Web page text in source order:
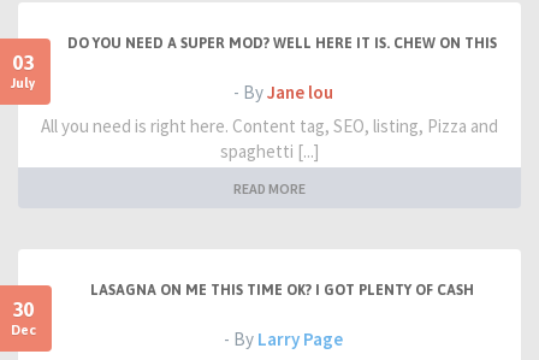
03
July
DO YOU NEED A SUPER MOD? WELL HERE IT IS. CHEW ON THIS
- ByJane lou
All you need is right here. Content tag, SEO, listing, Pizza and
spaghetti [...]
READ MORE
30
Dec
LASAGNA ON ME THIS TIME OK? I GOT PLENTY OF CASH
- By Larry Page